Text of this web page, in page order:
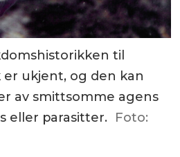
til
ukjent, og den kan
av smittsomme agens
eller parasitter. Foto: